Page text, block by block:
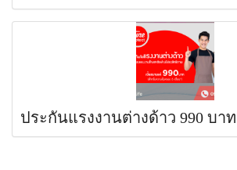
ประกันแรงงานต่างด้าว 990 บาท